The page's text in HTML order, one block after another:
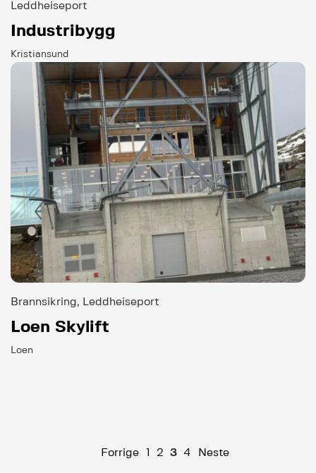
Leddheiseport
Industribygg
Kristiansund
Brannsikring, Leddheiseport
Loen Skylift
Loen
Forrige 2 3 4 Neste